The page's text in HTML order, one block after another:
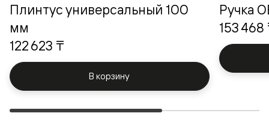
Плинтус универсальный 100
мм
122 623 ₸
В корзину
Ручка
153 468